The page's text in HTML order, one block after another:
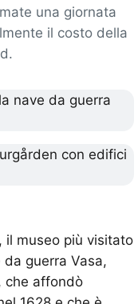
una giornata
il costo della
il museo più visitato
guerra Vasa,
che affondò